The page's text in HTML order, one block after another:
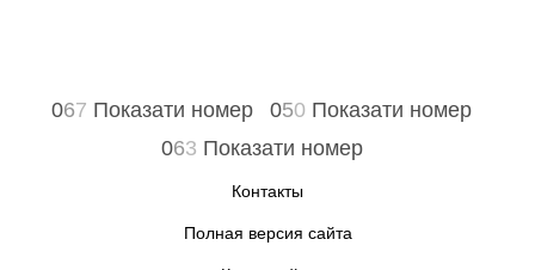
067 Показати номер 050 Показати номер
063 Показати номер
Контакты
Полная версия сайта